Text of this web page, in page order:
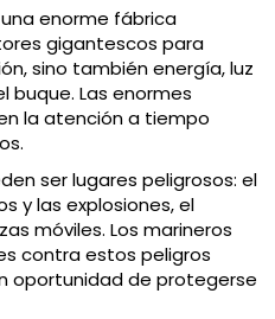
enorme fábrica
gigantescos para
sino también energía, luz
buque. Las enormes
la atención a tiempo
ser lugares peligrosos: el
y las explosiones, el
móviles. Los marineros
contra estos peligros
oportunidad de protegerse